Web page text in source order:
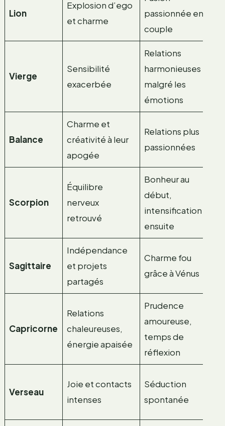
Lion
Explosion d’ego
et charme
passionnée en
couple
Vierge
Sensibilité
exacerbée
Relations
harmonieuses
malgré les
émotions
Balance
Charme et
créativité à leur
apogée
Relations plus
passionnées
Scorpion
Équilibre
nerveux
retrouvé
Bonheur au
début,
intensification
ensuite
Sagittaire
Indépendance
et projets
partagés
Charme fou
grâce à Vénus
Capricorne
Relations
chaleureuses,
énergie apaisée
Prudence
amoureuse,
temps de
réflexion
Verseau
Joie et contacts
intenses
Séduction
spontanée